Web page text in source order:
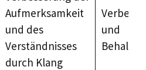
Aufmerksamkeit
und des
Verständnisses
durch Klang
und